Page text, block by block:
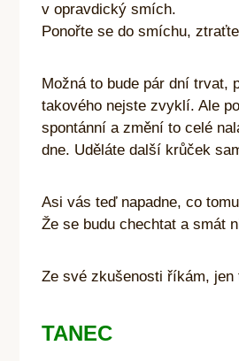
v opravdický smích.
Ponořte se do smíchu,
Možná to bude pár dní trvat,
takového nejste zvyklí. Ale
spontánní a změní to celé
dne. Uděláte další krůček
Asi vás teď napadne, co
Že se budu chechtat a smát
Ze své zkušenosti říkám, jen
TANEC